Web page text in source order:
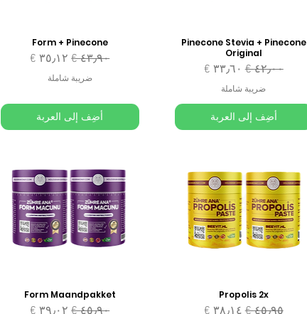
Pinecone Stevia + Pinecone
Original
سعر عادي‏٤٢٫٠٠ € سعر البيع
ضريبة شاملة
أضِف إلى العربة
Form + Pinecone
سعر عادي‏٤٣٫٩٠ € سعر البيع
ضريبة شاملة
أضِف إلى العربة
Propolis 2x
سعر عادي‏٤٥٫٩٥ € سعر البيع
Form Maandpakket
سعر عادي‏٤٥٫٩٠ € سعر البيع